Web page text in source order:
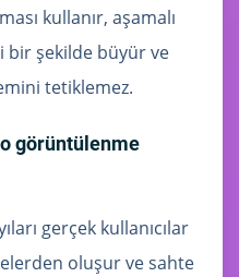
kullanır, aşamalı
bir şekilde büyür ve
tetiklemez.
görüntülenme
gerçek kullanıcılar
oluşur ve sahte